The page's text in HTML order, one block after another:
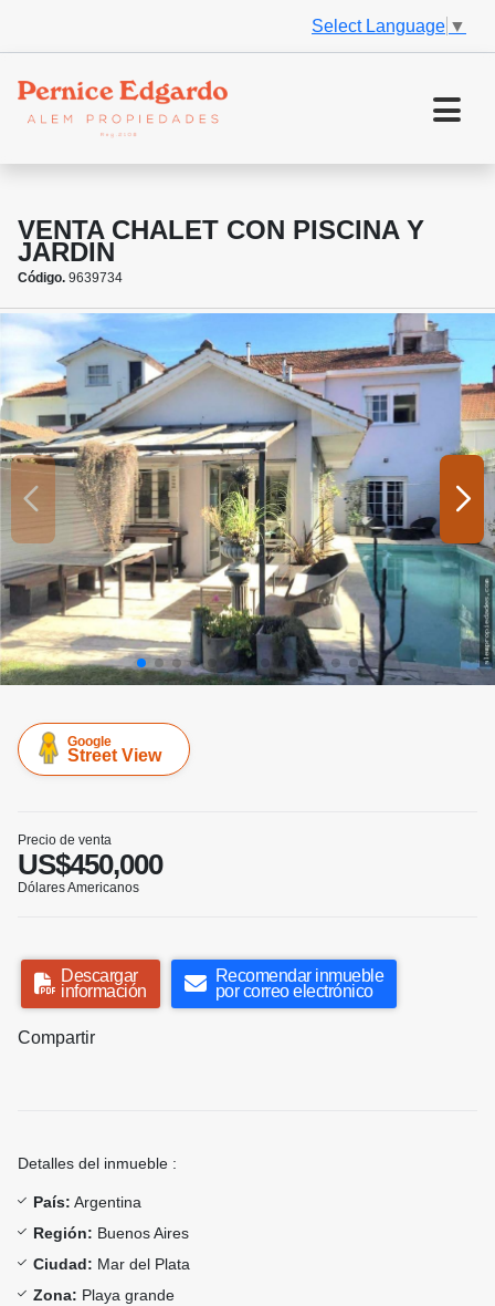
Select Language ▼
VENTA CHALET CON PISCINA Y
JARDIN
Código. 9639734
Google
Street View
Precio de venta
US$450,000
Dólares Americanos
Descargar
información
Recomendar inmueble
por correo electrónico
Compartir
Detalles del inmueble :
País: Argentina
Región: Buenos Aires
Ciudad: Mar del Plata
Zona: Playa grande